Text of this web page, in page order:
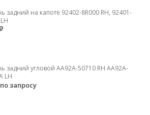
задний на капоте 92402-8R000 RH, 92401-
задний угловой AA92A-50710 RH AA92A-
LH
запросу